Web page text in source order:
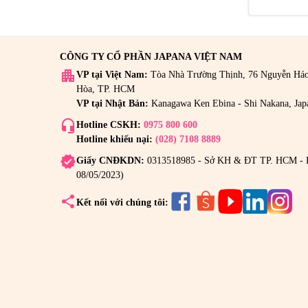
CÔNG TY CỔ PHẦN JAPANA VIỆT NAM
apartment VP tại Việt Nam: Tòa Nhà Trường Thịnh, 76 Nguyễn
Hòa, TP. HCM
VP tại Nhật Bản: Kanagawa Ken Ebina - Shi Nakana,
headset_mic Hotline CSKH: 0975 800 600
Hotline khiếu nại: (028) 7108 8889
verifiedGiấy CNĐKDN: 0313518985 - Sở KH & ĐT TP. HCM -
08/05/2023)
share Kết nối với chúng tôi: